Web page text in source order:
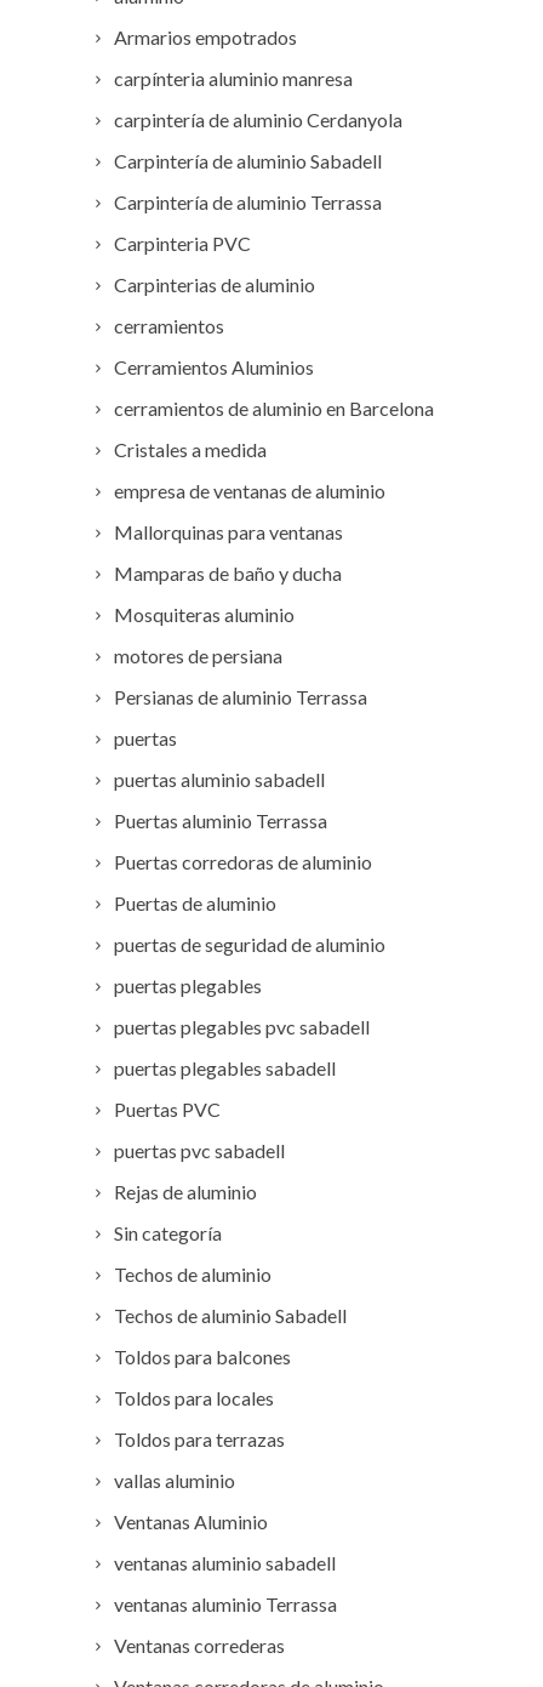
Armarios empotrados
carpínteria aluminio manresa
carpintería de aluminio Cerdanyola
Carpintería de aluminio Sabadell
Carpintería de aluminio Terrassa
Carpinteria PVC
Carpinterias de aluminio
cerramientos
Cerramientos Aluminios
cerramientos de aluminio en Barcelona
Cristales a medida
empresa de ventanas de aluminio
Mallorquinas para ventanas
Mamparas de baño y ducha
Mosquiteras aluminio
motores de persiana
Persianas de aluminio Terrassa
puertas
puertas aluminio sabadell
Puertas aluminio Terrassa
Puertas corredoras de aluminio
Puertas de aluminio
puertas de seguridad de aluminio
puertas plegables
puertas plegables pvc sabadell
puertas plegables sabadell
Puertas PVC
puertas pvc sabadell
Rejas de aluminio
Sin categoría
Techos de aluminio
Techos de aluminio Sabadell
Toldos para balcones
Toldos para locales
Toldos para terrazas
vallas aluminio
Ventanas Aluminio
ventanas aluminio sabadell
ventanas aluminio Terrassa
Ventanas correderas